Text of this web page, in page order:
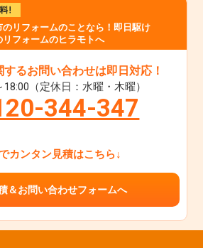
リフォームのことなら！即日駆け
フォームのヒラモトへ
するお問い合わせは即日対応！
（定休日：水曜・木曜）
344-347
カンタン見積はこちら↓
＆お問い合わせフォームへ